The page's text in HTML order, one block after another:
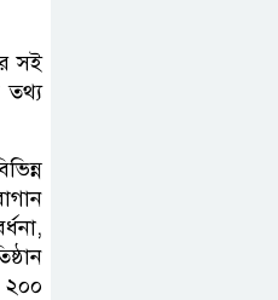
সই
তথ্য
২০০